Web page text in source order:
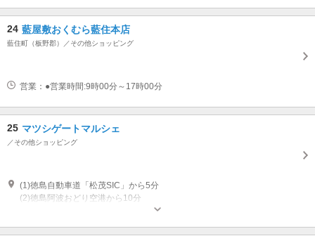
24 藍屋敷おくむら藍住本店
藍住町（板野郡）／その他ショッピング
営業：●営業時間:9時00分～17時00分
25 マツシゲートマルシェ
／その他ショッピング
(1)徳島自動車道「松茂SIC」から5分
(2)徳島阿波おどり空港から10分
開催：第2・第4日曜日開催 ※詳しくは公式ホームページをご参照くださ